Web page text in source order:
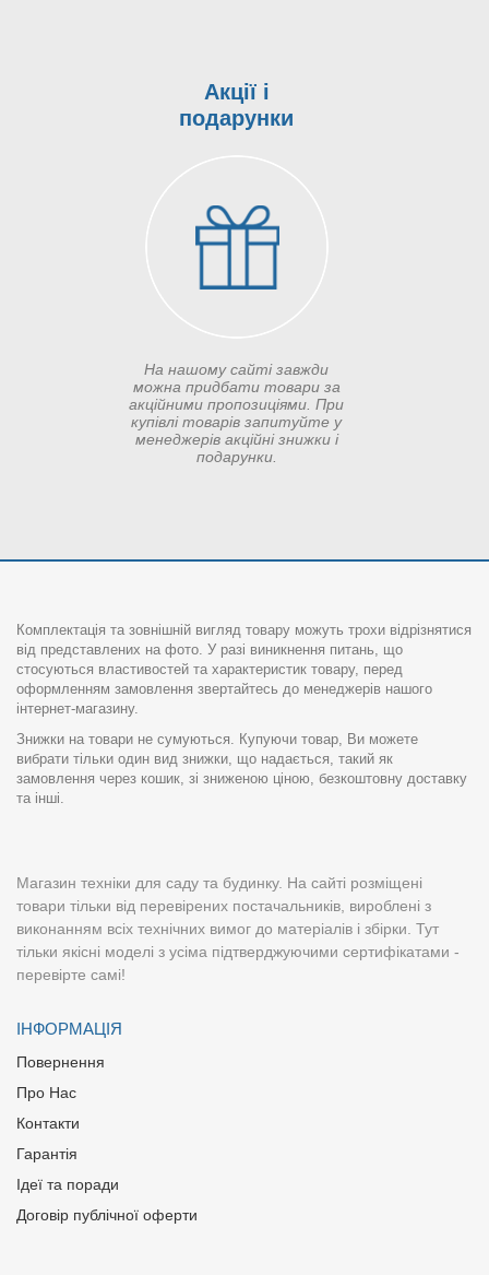
Акції і
подарунки
На нашому сайті завжди
можна придбати товари за
акційними пропозиціями. При
купівлі товарів запитуйте у
менеджерів акційні знижки і
подарунки.
Комплектація та зовнішній вигляд товару можуть трохи відрізнятися
від представлених на фото. У разі виникнення питань, що
стосуються властивостей та характеристик товару, перед
оформленням замовлення звертайтесь до менеджерів нашого
інтернет-магазину.
Знижки на товари не сумуються. Купуючи товар, Ви можете
вибрати тільки один вид знижки, що надається, такий як
замовлення через кошик, зі зниженою ціною, безкоштовну доставку
та інші.
Магазин техніки для саду та будинку. На сайті розміщені
товари тільки від перевірених постачальників, вироблені з
виконанням всіх технічних вимог до матеріалів і збірки. Тут
тільки якісні моделі з усіма підтверджуючими сертифікатами -
перевірте самі!
ІНФОРМАЦІЯ
Повернення
Про Нас
Контакти
Гарантія
Ідеї та поради
Договір публічної оферти